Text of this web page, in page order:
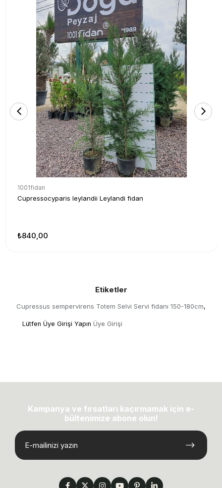
1001fidan
Cupressocyparis leylandii Leylandi fidan
₺840,00
Etiketler
Cupressus sempervirens Totem Selvi Servi fidanı 150-180cm,
Lütfen Üye Girişi Yapın Üye Girişi
Kampanya ve fırsatları kaçırmamak için e-
bültenimize abone olun!